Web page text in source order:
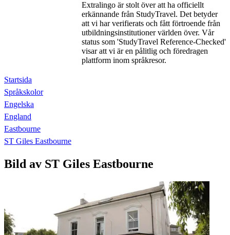
Extralingo är stolt över att ha officiellt
erkännande från StudyTravel. Det betyder
att vi har verifierats och fått förtroende från
utbildningsinstitutioner världen över. Vår
status som 'StudyTravel Reference-Checked'
visar att vi är en pålitlig och föredragen
plattform inom språkresor.
Startsida
Språkskolor
Engelska
England
Eastbourne
ST Giles Eastbourne
Bild av ST Giles Eastbourne